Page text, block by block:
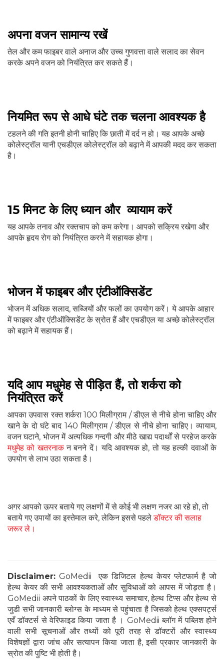
अपना वजन सामान्य रखें
तेल और कम फाइबर वाले अनाज और उच्च गुणवत्ता वाले सलाद का सेवन
करके अपने वजन को नियंत्रित कर सकते हैं।
नियमित रूप से आधे घंटे तक चलना आवश्यक है
टहलने की गति इतनी होनी चाहिए कि छाती में दर्द न हो। यह आपके अच्छे
कोलेस्ट्रॉल यानी एचडीएल कोलेस्ट्रॉल को बढ़ाने में आपकी मदद कर सकता
है।
15 मिनट के लिए ध्यान और व्यायाम करें
यह आपके तनाव और रक्तचाप को कम करेगा। आपको सक्रिय रखेगा और
आपके हृदय रोग को नियंत्रित करने में सहायक होगा।
भोजन में फाइबर और एंटीऑक्सिडेंट
भोजन में अधिक सलाद, सब्जियों और फलों का उपयोग करें। ये आपके आहार
में फाइबर और एंटीऑक्सिडेंट के स्रोत हैं और एचडीएल या अच्छे कोलेस्ट्रॉल
को बढ़ाने में सहायक हैं।
यदि आप मधुमेह से पीड़ित हैं, तो शर्करा को
नियंत्रित करें
आपका उपवास रक्त शर्करा 100 मिलीग्राम / डीएल से नीचे होना चाहिए और
खाने के दो घंटे बाद 140 मिलीग्राम / डीएल से नीचे होना चाहिए। व्यायाम,
वजन घटाने, भोजन में अत्यधिक गन्दगी और मीठे खाद्य पदार्थों से परहेज करके
मधुमेह को खतरनाकन बनने दें। यदि आवश्यक हो, तो यह हल्की दवाओं के
उपयोग से लाभ उठा सकता है।
अगर आपको ऊपर बताये गए लक्षणों में से कोई भी लक्षण नजर आ रहे हो, तो
बताये गए उपायों का इस्तेमाल करे, लेकिन इससे पहलेडॉक्टर की सलाह
जरूर ले।
Disclaimer: GoMedii एक डिजिटल हेल्थ केयर प्लेटफार्म है जो
हेल्थ केयर की सभी आवश्यकताओं और सुविधाओं को आपस में जोड़ता है।
GoMedii अपने पाठकों के लिए स्वास्थ्य समाचार, हेल्थ टिप्स और हेल्थ से
जुडी सभी जानकारी ब्लोग्स के माध्यम से पहुंचाता है जिसको हेल्थ एक्सपर्ट्स
एवँ डॉक्टर्स से वेरिफाइड किया जाता है । GoMedii ब्लॉग में पब्लिश होने
वाली सभी सूचनाओं और तथ्यों को पूरी तरह से डॉक्टरों और स्वास्थ्य
विशेषज्ञों द्वारा जांच और सत्यापन किया जाता है, इसी प्रकार जानकारी के
स्रोत की पुष्टि भी होती है।